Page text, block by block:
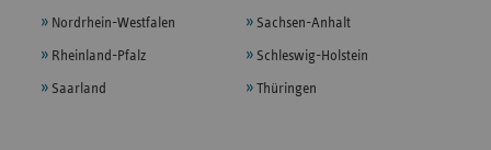
Nordrhein-Westfalen
Rheinland-Pfalz
Saarland
Sachsen-Anhalt
Schleswig-Holstein
Thüringen